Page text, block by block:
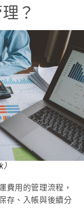
？
費用的管理流程，
存、入帳與後續分